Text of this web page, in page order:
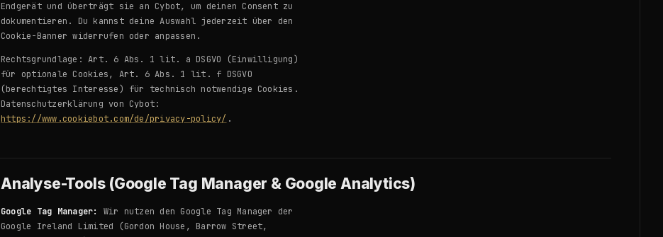
Endgerät und überträgt sie an Cybot, um deinen Consent zu
dokumentieren. Du kannst deine Auswahl jederzeit über den
Cookie-Banner widerrufen oder anpassen.
Rechtsgrundlage: Art. 6 Abs. 1 lit. a DSGVO (Einwilligung)
für optionale Cookies, Art. 6 Abs. 1 lit. f DSGVO
(berechtigtes Interesse) für technisch notwendige Cookies.
Datenschutzerklärung von Cybot:
https://www.cookiebot.com/de/privacy-policy/ .
Analyse-Tools (Google Tag Manager & Google Analytics)
Google Tag Manager:
Wir nutzen den Google Tag Manager der
Google Ireland Limited (Gordon House, Barrow Street,